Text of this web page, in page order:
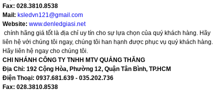
Fax: 028.3810.8538
Mail: ksledvn121@gmail.com
Website: www.denledgiasi.net
chính hãng giá tốt là địa chỉ uy tín cho sự lựa chọn của quý khách hàng. Hãy
liên hệ với chúng tôi ngay, chúng tôi han hạnh được phục vụ quý khách hàng.
Hãy liên hệ ngay cho chúng tôi.
CHI NHÁNH CÔNG TY TNHH MTV QUẢNG THĂNG
Địa Chỉ: 192 Cộng Hòa, Phường 12, Quận Tân Bình, TP.HCM
Điện Thoại: 0937.681.639 - 035.202.736
Fax: 028.3810.8538